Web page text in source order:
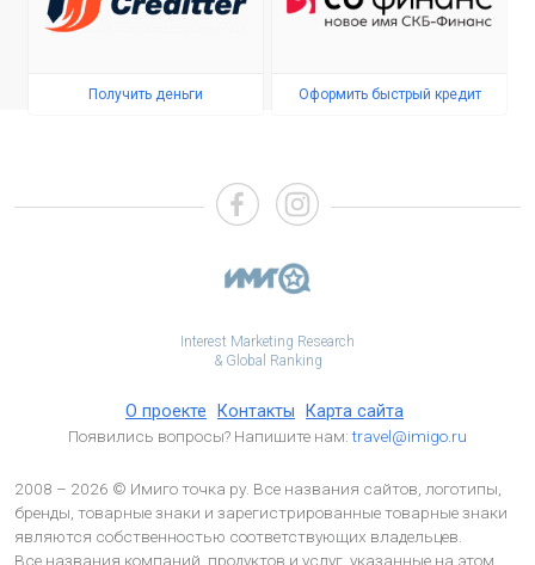
Получить деньги Оформить быстрый кредит
Interest Marketing Research
& Global Ranking
О проекте Контакты Карта сайта
Появились вопросы? Напишите нам:travel@imigo.ru
2008 – 2026 © Имиго точка ру. Все названия сайтов, логотипы,
бренды, товарные знаки и зарегистрированные товарные знаки
являются собственностью соответствующих владельцев.
Все названия компаний, продуктов и услуг, указанные на этом